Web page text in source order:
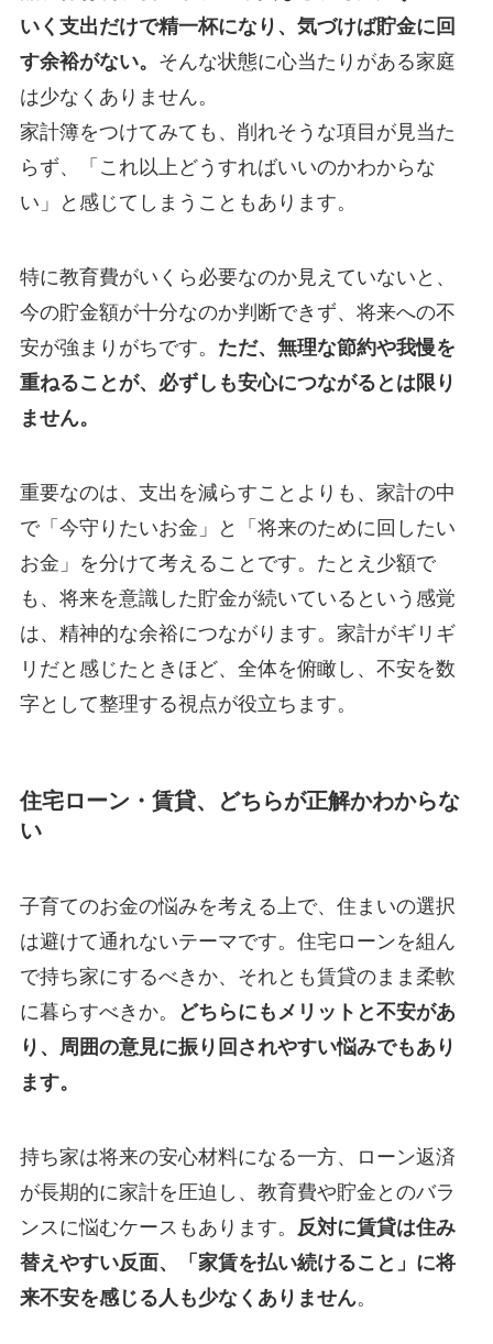
いく支出だけで精一杯になり、気づけば貯金に回
す余裕がない。 そんな状態に心当たりがある家庭
は少なくありません。
家計簿をつけてみても、削れそうな項目が見当た
らず、「これ以上どうすればいいのかわからな
い」と感じてしまうこともあります。
特に教育費がいくら必要なのか見えていないと、
今の貯金額が十分なのか判断できず、将来への不
安が強まりがちです。 ただ、無理な節約や我慢を
重ねることが、必ずしも安心につながるとは限り
ません。
重要なのは、支出を減らすことよりも、家計の中
で「今守りたいお金」と「将来のために回したい
お金」を分けて考えることです。たとえ少額で
も、将来を意識した貯金が続いているという感覚
は、精神的な余裕につながります。家計がギリギ
リだと感じたときほど、全体を俯瞰し、不安を数
字として整理する視点が役立ちます。
住宅ローン・賃貸、どちらが正解かわからな
い
子育てのお金の悩みを考える上で、住まいの選択
は避けて通れないテーマです。住宅ローンを組ん
で持ち家にするべきか、それとも賃貸のまま柔軟
に暮らすべきか。
どちらにもメリットと不安があ
り、周囲の意見に振り回されやすい悩みでもあり
ます。
持ち家は将来の安心材料になる一方、ローン返済
が長期的に家計を圧迫し、教育費や貯金とのバラ
ンスに悩むケースもあります。 反対に賃貸は住み
替えやすい反面、「家賃を払い続けること」に将
来不安を感じる人も少なくありません。